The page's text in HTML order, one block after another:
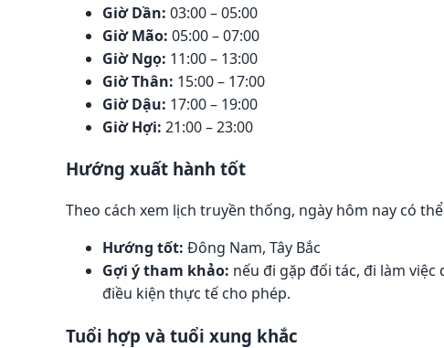
Giờ Dần: 03:00 – 05:00
Giờ Mão: 05:00 – 07:00
Giờ Ngọ: 11:00 – 13:00
Giờ Thân: 15:00 – 17:00
Giờ Dậu: 17:00 – 19:00
Giờ Hợi: 21:00 – 23:00
Hướng xuất hành tốt
Theo cách xem lịch truyền thống, ngày hôm nay có
Hướng tốt: Đông Nam, Tây Bắc
Gợi ý tham khảo: nếu đi gặp đối tác, đi làm
điều kiện thực tế cho phép.
Tuổi hợp và tuổi xung khắc